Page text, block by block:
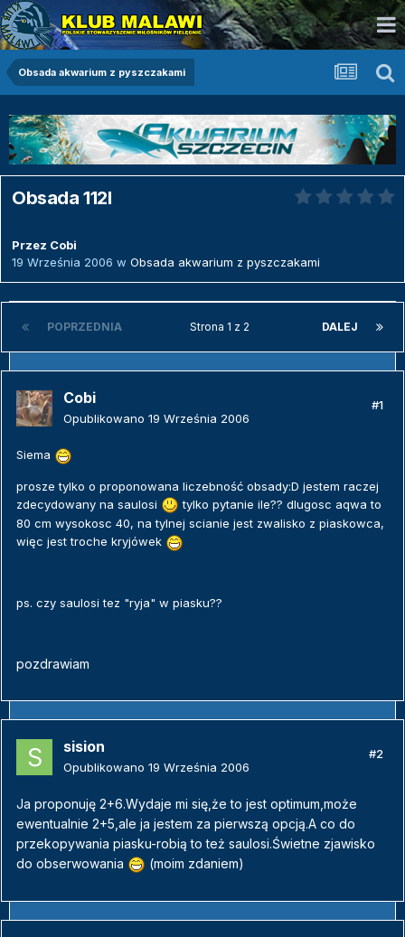
Obsada akwarium z pyszczakami
Obsada 112l
Przez Cobi
19 Września 2006 w Obsada akwarium z pyszczakami
POPRZEDNIA DALEJ
Strona 1 z 2
Cobi
Opublikowano 19 Września 2006
#1
Siema
prosze tylko o proponowana liczebność obsady:D jestem raczej
zdecydowany na saulosi
tylko pytanie ile?? dlugosc aqwa to
80 cm wysokosc 40, na tylnej scianie jest zwalisko z piaskowca,
więc jest troche kryjówek
ps. czy saulosi tez "ryja" w piasku??
pozdrawiam
sision
Opublikowano 19 Września 2006
#2
Ja proponuję 2+6.Wydaje mi się,że to jest optimum,może
ewentualnie 2+5,ale ja jestem za pierwszą opcją.A co do
przekopywania piasku-robią to też saulosi.Świetne zjawisko
do obserwowania
(moim zdaniem)